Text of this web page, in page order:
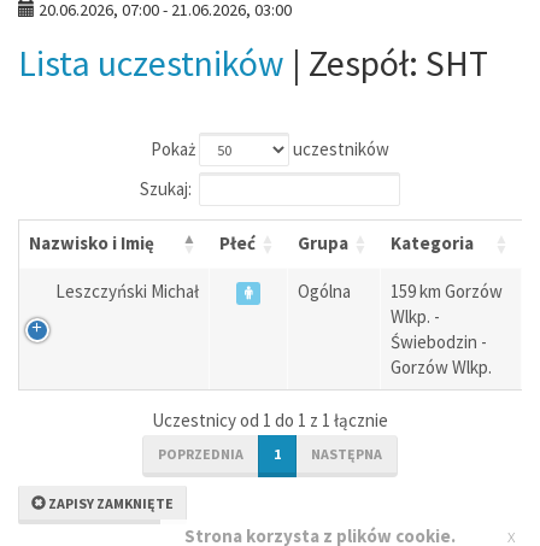
20.06.2026, 07:00 - 21.06.2026, 03:00
Lista uczestników | Zespół: SHT
Pokaż
uczestników
Szukaj:
Nazwisko i Imię Płeć Grupa Kategoria
Leszczyński Michał Ogólna
159 km Gorzów
Wlkp. -
Świebodzin -
Gorzów Wlkp.
Uczestnicy od 1 do 1 z 1 łącznie
POPRZEDNIA 1 NASTĘPNA
ZAPISY ZAMKNIĘTE
Strona korzysta z plików cookie. x